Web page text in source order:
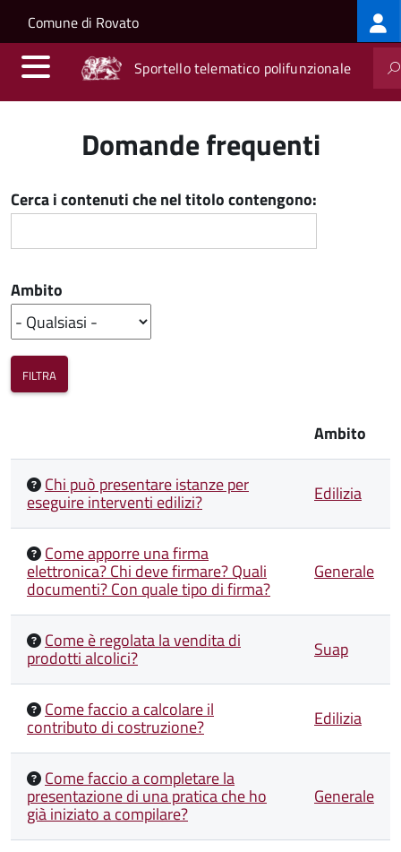
Salta al contenuto principale
Skip to site navigation
Comune di Rovato
Sportello telematico polifunzionale
Domande frequenti
Cerca i contenuti che nel titolo contengono:
Ambito
Ambito
Chi può presentare istanze per
eseguire interventi edilizi? Edilizia
Come apporre una firma
elettronica? Chi deve firmare? Quali
documenti? Con quale tipo di firma?
Generale
Come è regolata la vendita di
prodotti alcolici? Suap
Come faccio a calcolare il
contributo di costruzione? Edilizia
Come faccio a completare la
presentazione di una pratica che ho
già iniziato a compilare?
Generale